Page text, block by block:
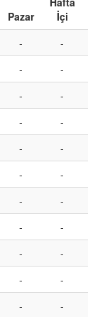
Pazar
İçi
- -
- -
- -
- -
- -
- -
- -
- -
- -
- -
- -